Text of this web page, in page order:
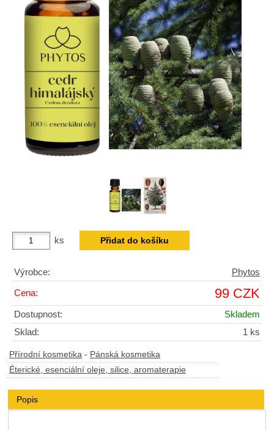
ks
Výrobce: Phytos
Cena: 99 CZK
Dostupnost:
Skladem
Sklad:
1 ks
Přírodní kosmetika - Pánská kosmetika
Éterické, esenciální oleje, silice, aromaterapie
Popis